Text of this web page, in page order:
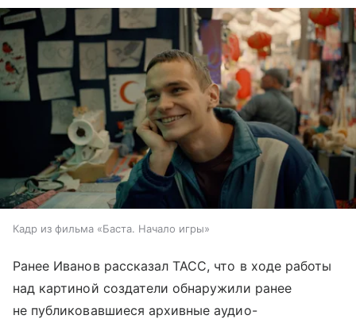
Кадр из фильма «Баста. Начало игры»
Ранее Иванов рассказал ТАСС, что в ходе работы
над картиной создатели обнаружили ранее
не публиковавшиеся архивные аудио-